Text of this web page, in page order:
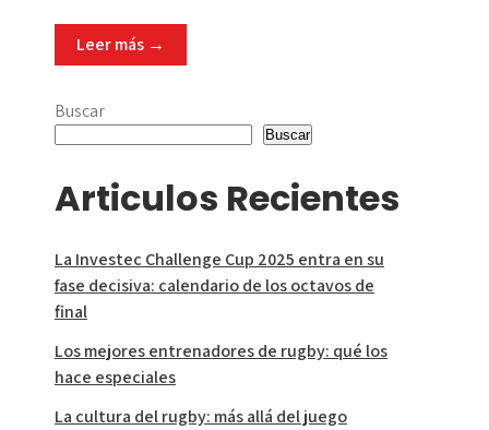
Leer más →
Buscar
Buscar
Articulos Recientes
La Investec Challenge Cup 2025 entra en su
fase decisiva: calendario de los octavos de
final
Los mejores entrenadores de rugby: qué los
hace especiales
La cultura del rugby: más allá del juego